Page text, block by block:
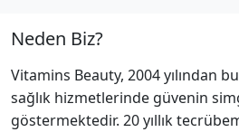
Neden Biz?
Vitamins Beauty, 2004 yılından
sağlık hizmetlerinde güvenin
göstermektedir. 20 yıllık